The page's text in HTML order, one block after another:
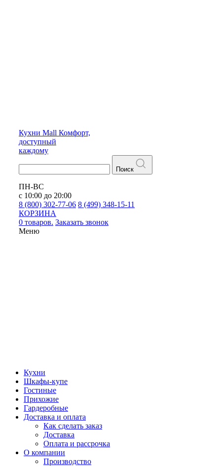
Кухни Mall Комфорт,
доступный
каждому
Поиск
ПН-ВС
с 10:00 до 20:00
8 (800) 302-77-06 8 (499) 348-15-11
КОРЗИНА
0 товаров. Заказать звонок
Меню
Кухни
Шкафы-купе
Гостиные
Прихожие
Гардеробные
Доставка и оплата
Как сделать заказ
Доставка
Оплата и рассрочка
О компании
Производство